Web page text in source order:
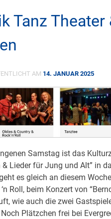
Tanz
AM 14. JANUAR 2025
Samstag ist das
& Lieder für Jung und Alt” in
es gleich an diesem
Roll, beim Konzert von
wie auch die zwei
Plätzchen frei bei